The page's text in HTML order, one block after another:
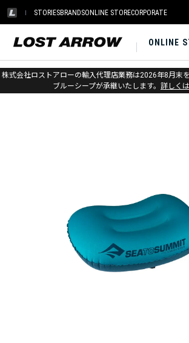
STORIESBRANDSONLINE STORECORPORATE
ONLINE
株式会社ロストアローの輸入代理店業務は2026年8月末
ブルーシープが承継いたします。 詳しく
ホーム > アウトレット > その他ギア